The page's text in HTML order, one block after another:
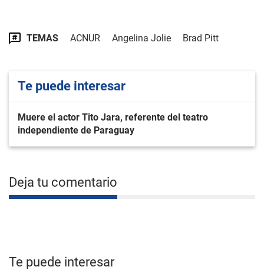
TEMAS ACNUR Angelina Jolie Brad Pitt
Te puede interesar
Muere el actor Tito Jara, referente del teatro
independiente de Paraguay
Deja tu comentario
Te puede interesar